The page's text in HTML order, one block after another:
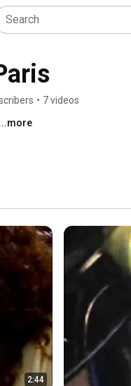
• 7 videos
...more
2:44